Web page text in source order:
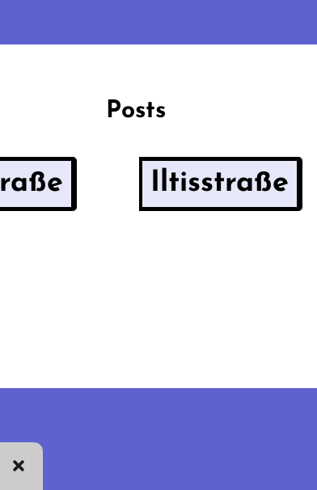
Posts
Iltisstraße